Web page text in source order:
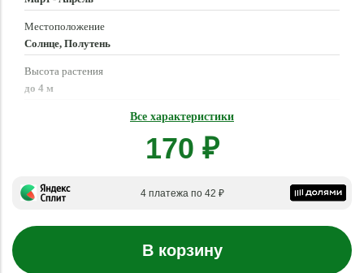
Местоположение
Солнце, Полутень
Высота растения
до 4 м
Все характеристики
170 ₽
4 платежа по 42 ₽
В корзину